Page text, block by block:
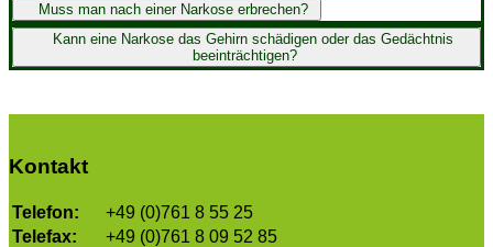
Muss man nach einer Narkose erbrechen?
Kann eine Narkose das Gehirn schädigen oder das Gedächtnis
beeinträchtigen?
Kontakt
Telefon:
+49 (0)761 8 55 25
Telefax:
+49 (0)761 8 09 52 85